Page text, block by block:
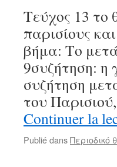
Τεύχος 13 το
παρισίους
βήμα: Το
9συζήτηση: η
συζήτηση
του
Continuer la
Publié dansΠεριοδικό